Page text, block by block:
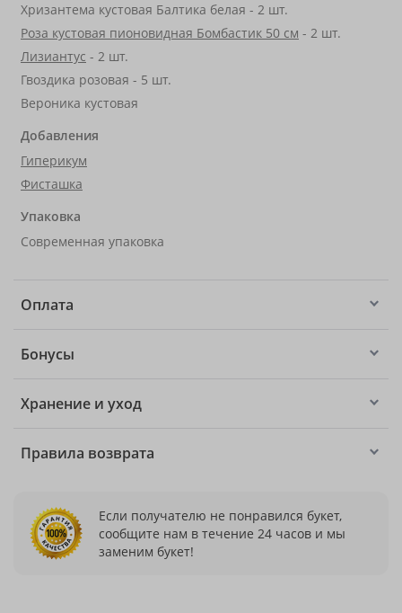
Хризантема кустовая Балтика белая - 2 шт.
Роза кустовая пионовидная Бомбастик 50 см - 2 шт.
Лизиантус - 2 шт.
Гвоздика розовая - 5 шт.
Вероника кустовая
Добавления
Гиперикум
Фисташка
Упаковка
Современная упаковка
Оплата
Бонусы
Хранение и уход
Правила возврата
Если получателю не понравился букет,
сообщите нам в течение 24 часов и мы
заменим букет!